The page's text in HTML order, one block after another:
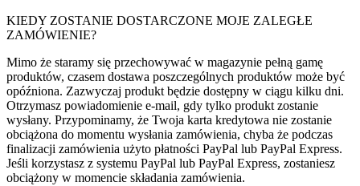
KIEDY ZOSTANIE DOSTARCZONE MOJE ZALEGŁE
ZAMÓWIENIE?
Mimo że staramy się przechowywać w magazynie pełną gamę
produktów, czasem dostawa poszczególnych produktów może być
opóźniona. Zazwyczaj produkt będzie dostępny w ciągu kilku dni.
Otrzymasz powiadomienie e-mail, gdy tylko produkt zostanie
wysłany. Przypominamy, że Twoja karta kredytowa nie zostanie
obciążona do momentu wysłania zamówienia, chyba że podczas
finalizacji zamówienia użyto płatności PayPal lub PayPal Express.
Jeśli korzystasz z systemu PayPal lub PayPal Express, zostaniesz
obciążony w momencie składania zamówienia.